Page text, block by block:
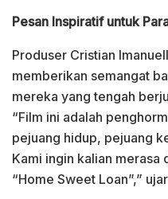
Pesan Inspiratif untuk
Produser Cristian
memberikan semangat
mereka yang tengah
“Film ini adalah
pejuang hidup, pejuang
Kami ingin kalian merasa
“Home Sweet Loan”,”